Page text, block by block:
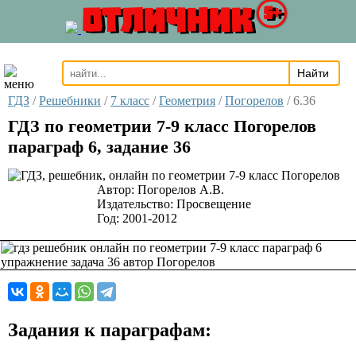
ОТЛИЧНИК 5+
ГДЗ / Решебники / 7 класс / Геометрия / Погорелов / 6.36
ГДЗ по геометрии 7-9 класс Погорелов
параграф 6, задание 36
Автор: Погорелов А.В.
Издательство: Просвещение
Год: 2001-2012
Задания к параграфам: